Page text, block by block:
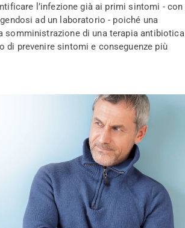
l’infezione già ai primi sintomi - con
ad un laboratorio - poiché una
somministrazione di una terapia antibiotica
di prevenire sintomi e conseguenze più